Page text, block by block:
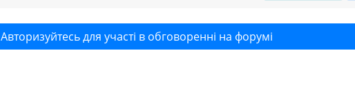
Авторизуйтесь для участі в обговоренні на форумі